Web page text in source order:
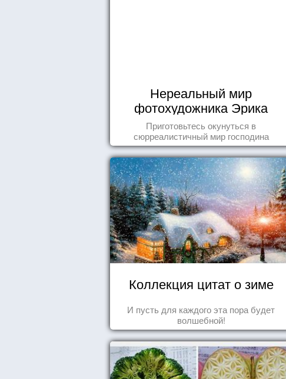
Нереальный мир
фотохудожника Эрика
Йоханссона
Приготовьтесь окунуться в
сюрреалистичный мир господина
Йоханссона
Коллекция цитат о зиме
И пусть для каждого эта пора будет
волшебной!